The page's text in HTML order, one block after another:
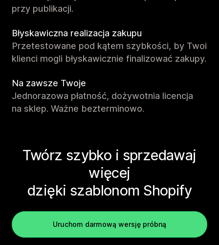
przy publikacji.
Błyskawiczna realizacja zakupu
Przetestowane pod kątem szybkości, by Twoi
klienci mogli błyskawicznie finalizować zakupy.
Na zawsze Twoje
Jednorazowa płatność, dożywotnia licencja
na sklep. Ważne bezterminowo.
Twórz szybko i sprzedawaj
więcej
dzięki szablonom Shopify
Uruchom darmową wersję próbną